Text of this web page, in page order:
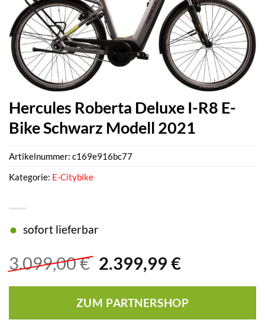
Hercules Roberta Deluxe I-R8 E-
Bike Schwarz Modell 2021
3.099,00€ Ursprünglicher
war:
3.099,00 €
2.399,99 €Aktueller
ist:
2.399,99
sofort lieferbar
ZUM PARTNERSHOP
Artikelnummer: c169e916bc77
Kategorie: E-Citybike